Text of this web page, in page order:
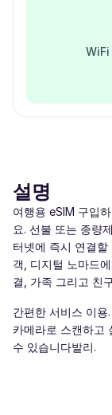
WiFi
설명
여행용 eSIM 구입
요. 선불 또는 종량
터넷에 즉시 연결
객, 디지털 노마드
결, 가족 그리고 친
간편한 서비스 이
카메라로 스캔하고
수 있습니다발리.